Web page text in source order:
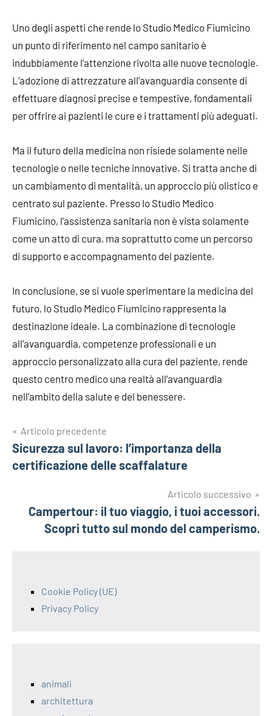
Uno degli aspetti che rende lo Studio Medico Fiumicino
un punto di riferimento nel campo sanitario è
indubbiamente l’attenzione rivolta alle nuove tecnologie.
L’adozione di attrezzature all’avanguardia consente di
effettuare diagnosi precise e tempestive, fondamentali
per offrire ai pazienti le cure e i trattamenti più adeguati.
Ma il futuro della medicina non risiede solamente nelle
tecnologie o nelle tecniche innovative. Si tratta anche di
un cambiamento di mentalità, un approccio più olistico e
centrato sul paziente. Presso lo Studio Medico
Fiumicino, l’assistenza sanitaria non è vista solamente
come un atto di cura, ma soprattutto come un percorso
di supporto e accompagnamento del paziente.
In conclusione, se si vuole sperimentare la medicina del
futuro, lo Studio Medico Fiumicino rappresenta la
destinazione ideale. La combinazione di tecnologie
all’avanguardia, competenze professionali e un
approccio personalizzato alla cura del paziente, rende
questo centro medico una realtà all’avanguardia
nell’ambito della salute e del benessere.
Navigazione
articoli
Articolo precedente
Sicurezza sul lavoro: l’importanza della
certificazione delle scaffalature
Articolo successivo
Campertour: il tuo viaggio, i tuoi accessori.
Scopri tutto sul mondo del camperismo.
Cookie Policy (UE)
Privacy Policy
animali
architettura